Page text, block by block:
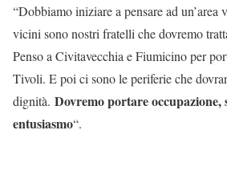
“Dobbiamo iniziare a pensare ad un’area
vicini sono nostri fratelli che dovremo
Penso a Civitavecchia e Fiumicino per
Tivoli. E poi ci sono le periferie che
dignità. Dovremo portare occupazione,
entusiasmo“.